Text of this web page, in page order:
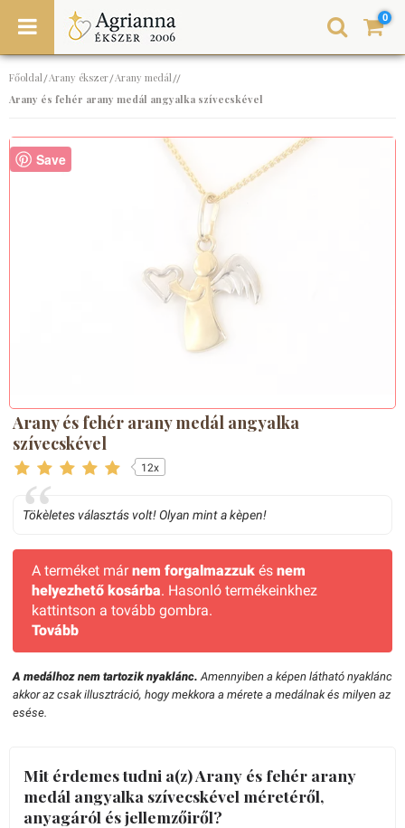
0
Főoldal/Arany ékszer/Arany medál//
Arany és fehér arany medál angyalka szívecskével
Save
Arany és fehér arany medál angyalka
szívecskével
12x
Tökèletes választás volt! Olyan mint a kèpen!
A terméket márnem forgalmazzuk és nem
helyezhető kosárba. Hasonló termékeinkhez
kattintson a tovább gombra.
Tovább
A medálhoz nem tartozik nyaklánc. Amennyiben a képen látható nyaklánc
akkor az csak illusztráció, hogy mekkora a mérete a medálnak és milyen az
esése.
Mit érdemes tudni a(z) Arany és fehér arany
medál angyalka szívecskével méretéről,
anyagáról és jellemzőiről?